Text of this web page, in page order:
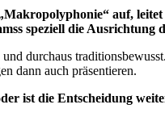
auf,
speziell die Ausrichtung
durchaus
dann auch präsentieren.
ist die Entscheidung